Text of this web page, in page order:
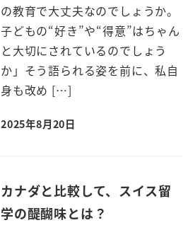
の教育で大丈夫なのでしょうか。
子どもの“好き”や“得意”はちゃん
と大切にされているのでしょう
か」そう語られる姿を前に、私自
身も改め […]
2025年8月20日
カナダと比較して、スイス留
学の醍醐味とは？